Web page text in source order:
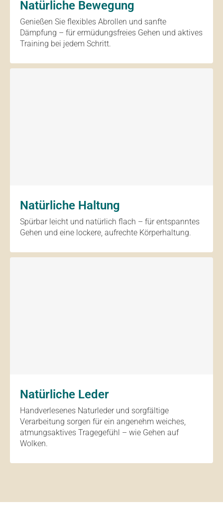
Natürliche Bewegung
Genießen Sie flexibles Abrollen und sanfte
Dämpfung – für ermüdungsfreies Gehen und aktives
Training bei jedem Schritt.
Natürliche Haltung
Spürbar leicht und natürlich flach – für entspanntes
Gehen und eine lockere, aufrechte Körperhaltung.
Natürliche Leder
Handverlesenes Naturleder und sorgfältige
Verarbeitung sorgen für ein angenehm weiches,
atmungsaktives Tragegefühl – wie Gehen auf
Wolken.